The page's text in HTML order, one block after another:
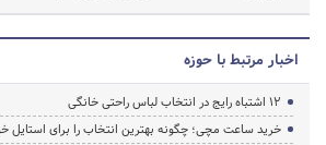
اخبار مرتبط با حوزه
۱۲ اشتباه رایج در انتخاب لباس راحتی خانگی
خرید ساعت مچی؛ چگونه بهترین انتخاب را برای استایل